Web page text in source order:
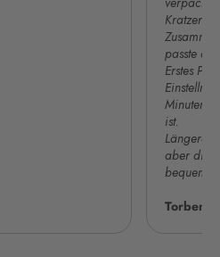
Kratzer
passte
Erstes
Minuten
ist.
Längeres
aber die
bequem!
Torben